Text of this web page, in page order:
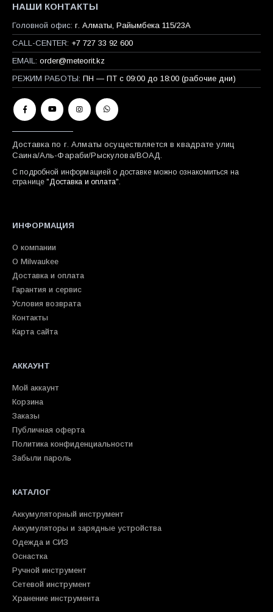
НАШИ КОНТАКТЫ
Головной офис: г. Алматы, Райымбека 115/23A
CALL-CENTER: +7 727 33 92 600
EMAIL: order@meteorit.kz
РЕЖИМ РАБОТЫ: ПН — ПТ с 09:00 до 18:00 (рабочие дни)
Доставка по г. Алматы осуществляется в квадрате улиц
Саина/Аль-Фараби/Рыскулова/ВОАД.
С подробной информацией о доставке можно ознакомиться на
странице " Доставка и оплата".
ИНФОРМАЦИЯ
О компании
О Milwaukee
Доставка и оплата
Гарантия и сервис
Условия возврата
Контакты
Карта сайта
АККАУНТ
Мой аккаунт
Корзина
Заказы
Публичная оферта
Политика конфиденциальности
Забыли пароль
КАТАЛОГ
Аккумуляторный инструмент
Аккумуляторы и зарядные устройства
Одежда и СИЗ
Оснастка
Ручной инструмент
Сетевой инструмент
Хранение инструмента